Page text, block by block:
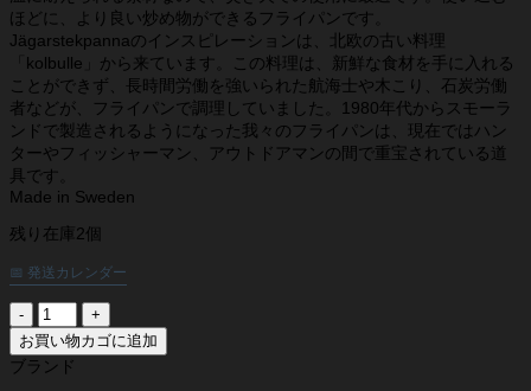
ほどに、より良い炒め物ができるフライパンです。
Jägarstekpannaのインスピレーションは、北欧の古い料理
「kolbulle」から来ています。この料理は、新鮮な食材を手に入れる
ことができず、長時間労働を強いられた航海士や木こり、石炭労働
者などが、フライパンで調理していました。1980年代からスモーラ
ンドで製造されるようになった我々のフライパンは、現在ではハン
ターやフィッシャーマン、アウトドアマンの間で重宝されている道
具です。
Made in Sweden
残り在庫2個
📅 発送カレンダー
ス
タ
ビ
ロ
お買い物カゴに追加
ブランド